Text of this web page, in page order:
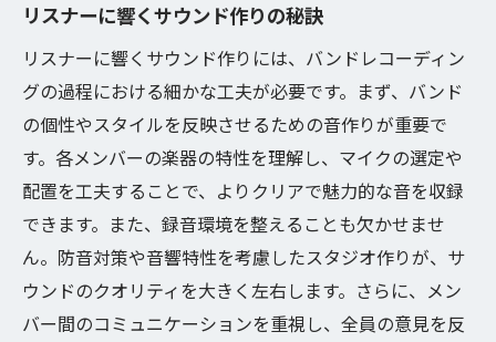
プロが実践する音質改善テクニック
録音後の編集で重要なポイント
バンドのサウンドをプロレベルにする方法
リスナーに感動を与える音作りの秘訣
成功への第一歩！バンドレコーディングのステ
ップバイステップ
計画から録音までの全体的な流れ
準備段階で必要なステップ
効率的なレコーディングスケジュールの組
リスナーに響くサウンド作りの秘訣
リスナーに響くサウンド作りには、バンドレコーディン
グの過程における細かな工夫が必要です。まず、バンド
の個性やスタイルを反映させるための音作りが重要で
す。各メンバーの楽器の特性を理解し、マイクの選定や
配置を工夫することで、よりクリアで魅力的な音を収録
できます。また、録音環境を整えることも欠かせませ
ん。防音対策や音響特性を考慮したスタジオ作りが、サ
ウンドのクオリティを大きく左右します。さらに、メン
バー間のコミュニケーションを重視し、全員の意見を反